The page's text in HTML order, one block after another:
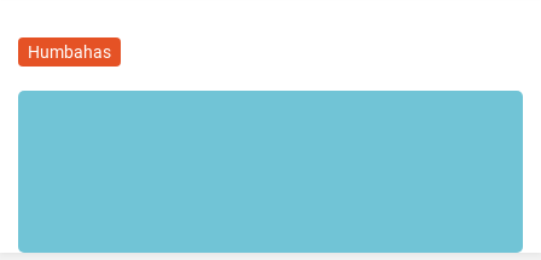
Humbahas